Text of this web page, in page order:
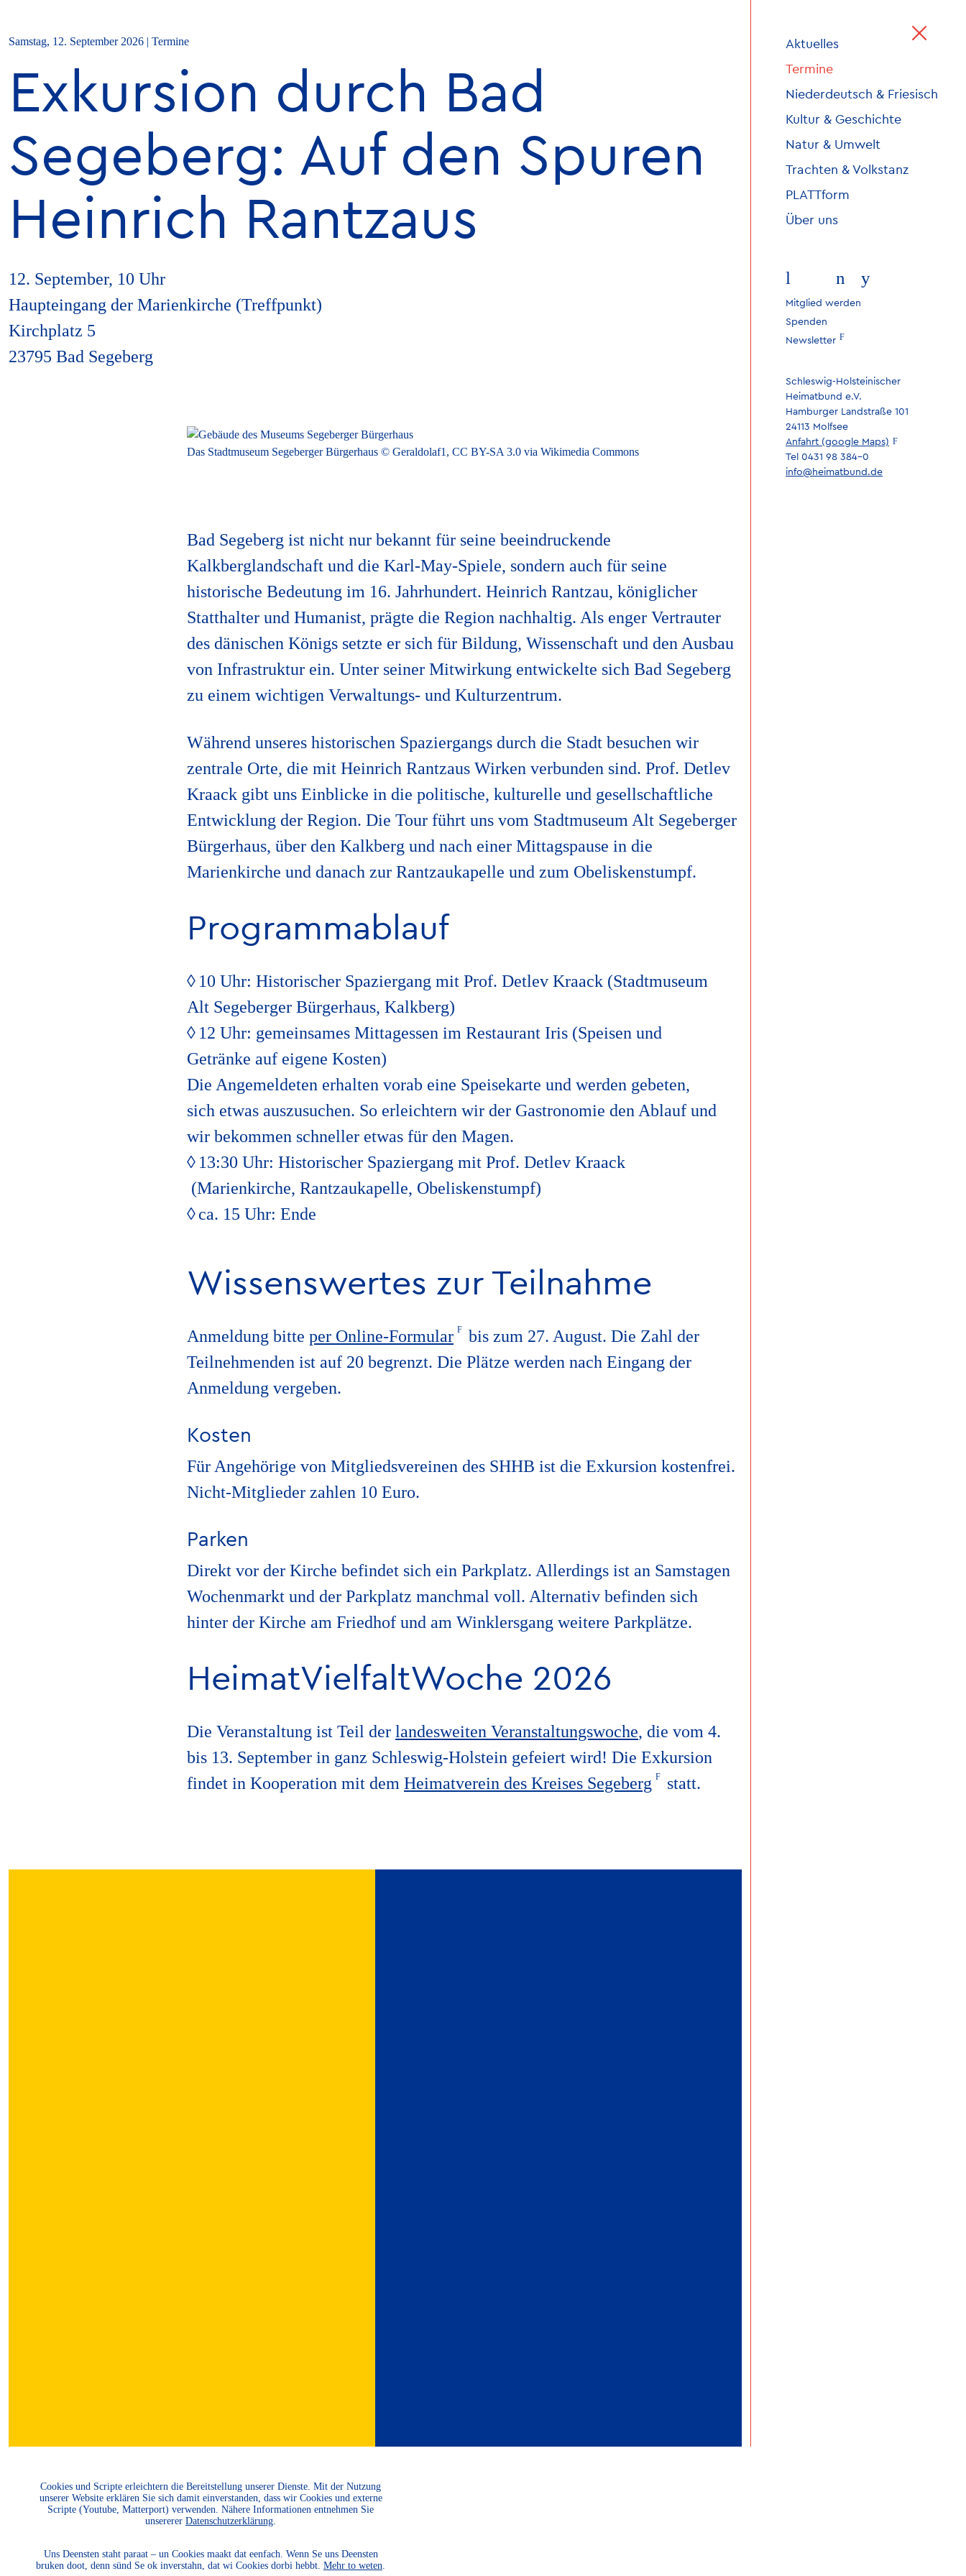
Aktuelles
Termine
Niederdeutsch & Friesisch
Kultur & Geschichte
Natur & Umwelt
Trachten & Volkstanz
PLATTform
Über uns
l n y
Mitglied werden
Spenden
Newsletter
Schleswig-Holsteinischer
Heimatbund e.V.
Hamburger Landstraße 101
24113 Molfsee
Anfahrt (google Maps)
Tel 0431 98 384-0
info@heimatbund.de
Samstag, 12. September 2026 | Termine
Exkursion durch Bad
Segeberg: Auf den Spuren
Heinrich Rantzaus
12. September, 10 Uhr
Haupteingang der Marienkirche (Treffpunkt)
Kirchplatz 5
23795 Bad Segeberg
Das Stadtmuseum Segeberger Bürgerhaus © Geraldolaf1, CC BY-SA 3.0 via Wikimedia Commons
Bad Segeberg ist nicht nur bekannt für seine beeindruckende
Kalkberglandschaft und die Karl-May-Spiele, sondern auch für seine
historische Bedeutung im 16. Jahrhundert. Heinrich Rantzau, königlicher
Statthalter und Humanist, prägte die Region nachhaltig. Als enger Vertrauter
des dänischen Königs setzte er sich für Bildung, Wissenschaft und den Ausbau
von Infrastruktur ein. Unter seiner Mitwirkung entwickelte sich Bad Segeberg
zu einem wichtigen Verwaltungs- und Kulturzentrum.
Während unseres historischen Spaziergangs durch die Stadt besuchen wir
zentrale Orte, die mit Heinrich Rantzaus Wirken verbunden sind. Prof. Detlev
Kraack gibt uns Einblicke in die politische, kulturelle und gesellschaftliche
Entwicklung der Region. Die Tour führt uns vom Stadtmuseum Alt Segeberger
Bürgerhaus, über den Kalkberg und nach einer Mittagspause in die
Marienkirche und danach zur Rantzaukapelle und zum Obeliskenstumpf.
Programmablauf
10 Uhr: Historischer Spaziergang mit Prof. Detlev Kraack (Stadtmuseum
Alt Segeberger Bürgerhaus, Kalkberg)
12 Uhr: gemeinsames Mittagessen im Restaurant Iris (Speisen und
Getränke auf eigene Kosten)
Die Angemeldeten erhalten vorab eine Speisekarte und werden gebeten,
sich etwas auszusuchen. So erleichtern wir der Gastronomie den Ablauf und
wir bekommen schneller etwas für den Magen.
13:30 Uhr: Historischer Spaziergang mit Prof. Detlev Kraack
(Marienkirche, Rantzaukapelle, Obeliskenstumpf)
ca. 15 Uhr: Ende
Wissenswertes zur Teilnahme
Anmeldung bitte per Online-Formular bis zum 27. August. Die Zahl der
Teilnehmenden ist auf 20 begrenzt. Die Plätze werden nach Eingang der
Anmeldung vergeben.
Kosten
Für Angehörige von Mitgliedsvereinen des SHHB ist die Exkursion kostenfrei.
Nicht-Mitglieder zahlen 10 Euro.
Parken
Direkt vor der Kirche befindet sich ein Parkplatz. Allerdings ist an Samstagen
Wochenmarkt und der Parkplatz manchmal voll. Alternativ befinden sich
hinter der Kirche am Friedhof und am Winklersgang weitere Parkplätze.
HeimatVielfaltWoche 2026
Die Veranstaltung ist Teil der landesweiten Veranstaltungswoche, die vom 4.
bis 13. September in ganz Schleswig-Holstein gefeiert wird! Die Exkursion
findet in Kooperation mit dem Heimatverein des Kreises Segeberg statt.
Cookies und Scripte erleichtern die Bereitstellung unserer Dienste. Mit der Nutzung
unserer Website erklären Sie sich damit einverstanden, dass wir Cookies und externe
Scripte (Youtube, Matterport) verwenden. Nähere Informationen entnehmen Sie
unsererer Datenschutzerklärung
Uns Deensten staht paraat – un Cookies maakt dat eenfach. Wenn Se uns Deensten
bruken doot, denn sünd Se ok inverstahn, dat wi Cookies dorbi hebbt. Mehr to weten